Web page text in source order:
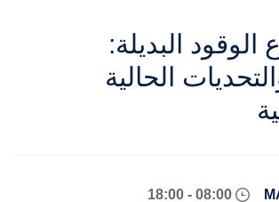
الوقود البديلة:
الحالية